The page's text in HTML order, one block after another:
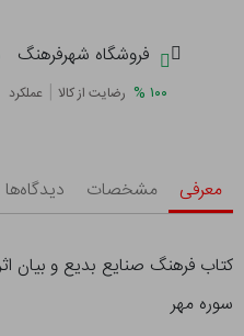
فروشگاه شهرفرهنگ
۱۰۰ % رضایت از کالا | عملکرد
معرفی مشخصات دیدگاه‌ها
کتاب فرهنگ صنایع بدیع و بیان
سوره مهر